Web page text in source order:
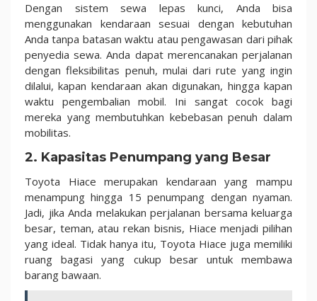
Dengan sistem sewa lepas kunci, Anda bisa
menggunakan kendaraan sesuai dengan kebutuhan
Anda tanpa batasan waktu atau pengawasan dari pihak
penyedia sewa. Anda dapat merencanakan perjalanan
dengan fleksibilitas penuh, mulai dari rute yang ingin
dilalui, kapan kendaraan akan digunakan, hingga kapan
waktu pengembalian mobil. Ini sangat cocok bagi
mereka yang membutuhkan kebebasan penuh dalam
mobilitas.
2. Kapasitas Penumpang yang Besar
Toyota Hiace merupakan kendaraan yang mampu
menampung hingga 15 penumpang dengan nyaman.
Jadi, jika Anda melakukan perjalanan bersama keluarga
besar, teman, atau rekan bisnis, Hiace menjadi pilihan
yang ideal. Tidak hanya itu, Toyota Hiace juga memiliki
ruang bagasi yang cukup besar untuk membawa
barang bawaan.